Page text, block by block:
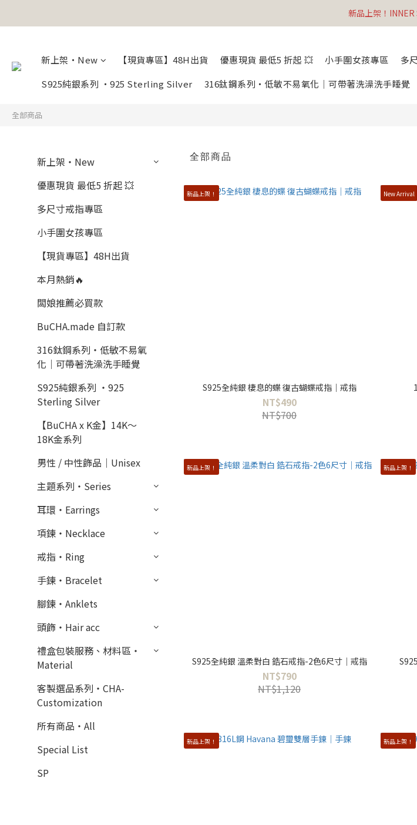
新品上架！INNER
新上架・New 【現貨專區】48H出貨 優惠現貨 最低5 折起 💥 小手圍女孩專區
多
S925純銀系列 ・925 Sterling Silver
316鈦鋼系列・低敏不易氧化｜可帶著洗澡洗手睡覺
全部商品
新上架・New
優惠現貨 最低5 折起 💥
多尺寸戒指專區
小手圍女孩專區
【現貨專區】48H出貨
本月熱銷🔥
闆娘推薦必買款
BuCHA.made 自訂款
316鈦鋼系列・低敏不易氧
化｜可帶著洗澡洗手睡覺
S925純銀系列 ・925
Sterling Silver
【BuCHA x K金】14K～
18K金系列
男性 / 中性飾品｜Unisex
主題系列・Series
耳環・Earrings
項鍊・Necklace
戒指・Ring
手鍊・Bracelet
腳鍊・Anklets
頭飾・Hair acc
禮盒包裝服務、材料區・
Material
客製選品系列・CHA-
Customization
所有商品・All
Special List
SP
全部商品
新品上架！
S925全純銀 棲息的蝶 復古蝴蝶戒指｜戒指
NT$490
NT$700
New Arrival
新品上架！
S925全純銀 溫柔對白 鋯石戒指-2色6尺寸｜戒指
NT$790
NT$1,120
新品上架！
新品上架！ 新品上架！